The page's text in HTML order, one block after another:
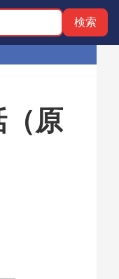
原